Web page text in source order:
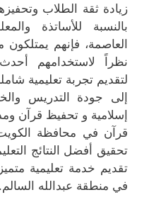
زيادة ثقة الطلاب
بالنسبة للأساتذة
العاصمة، فإنهم يمتلكون
نظراً لاستخدامهم أحدث
لتقديم تجربة تعليمية
إلى جودة التدريس
إسلامية و تحفيظ قرآن
قرآن في محافظة
تحقيق أفضل النتائج
تقديم خدمة تعليمية
في منطقة عبدالله السالم.